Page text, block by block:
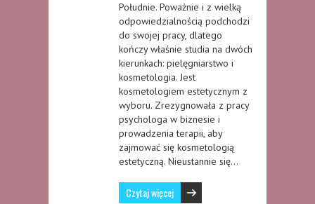
Południe. Poważnie i z wielką
odpowiedzialnością podchodzi
do swojej pracy, dlatego
kończy właśnie studia na dwóch
kierunkach: pielęgniarstwo i
kosmetologia. Jest
kosmetologiem estetycznym z
wyboru. Zrezygnowała z pracy
psychologa w biznesie i
prowadzenia terapii, aby
zajmować się kosmetologią
estetyczną. Nieustannie się…
Czytaj więcej